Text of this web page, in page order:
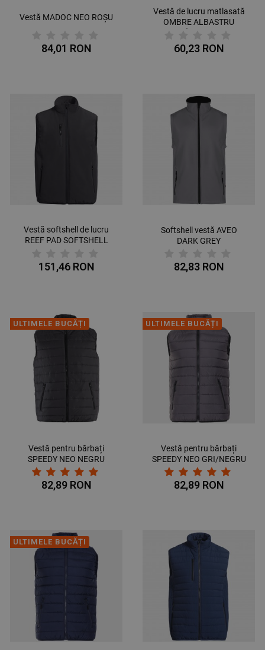
Vestă MADOC NEO ROȘU
84,01 RON
Vestă de lucru matlasată
OMBRE ALBASTRU
60,23 RON
Vestă softshell de lucru
REEF PAD SOFTSHELL
151,46 RON
Softshell vestă AVEO
DARK GREY
82,83 RON
ULTIMELE BUCĂȚI
Vestă pentru bărbați
SPEEDY NEO NEGRU
82,89 RON
ULTIMELE BUCĂȚI
Vestă pentru bărbați
SPEEDY NEO GRI/NEGRU
82,89 RON
ULTIMELE BUCĂȚI